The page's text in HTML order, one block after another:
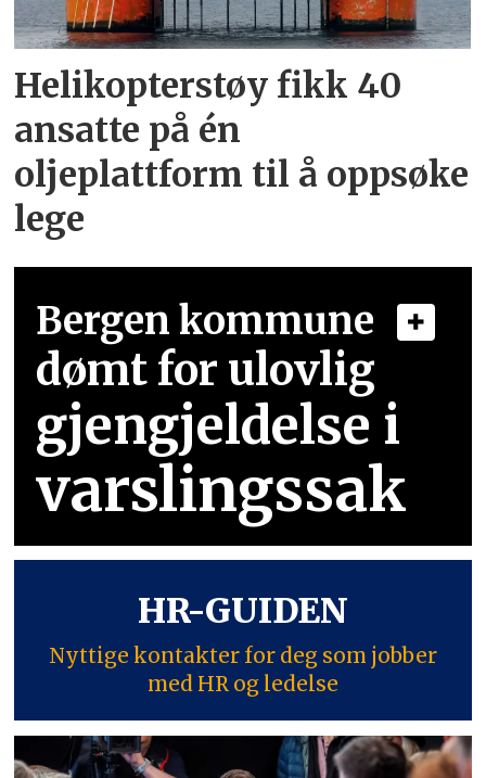
Helikopterstøy fikk 40
ansatte på én
oljeplattform til å oppsøke
lege
Bergen kommune
dømt for ulovlig
gjengjeldelse i
varslingssak
HR-GUIDEN
Nyttige kontakter for deg som jobber
med HR og ledelse